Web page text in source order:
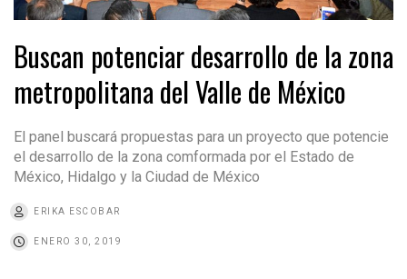
Buscan potenciar desarrollo de la zona
metropolitana del Valle de México
El panel buscará propuestas para un proyecto que potencie
el desarrollo de la zona comformada por el Estado de
México, Hidalgo y la Ciudad de México
ERIKA ESCOBAR
ENERO 30, 2019